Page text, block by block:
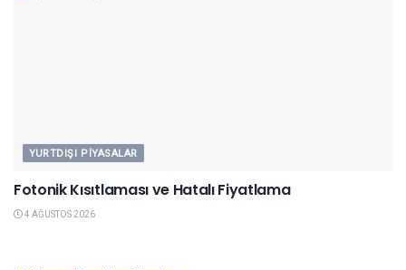
YURTDIŞI PIYASALAR
Fotonik Kısıtlaması ve Hatalı Fiyatlama
4 AĞUSTOS 2026